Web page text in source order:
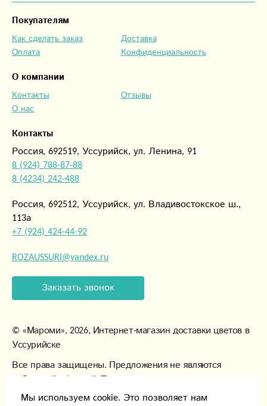
Контакты
Россия, 692519, Уссурийск, ул. Ленина, 91
8 (924) 788-87-88
8 (4234) 242-488
Россия, 692512, Уссурийск, ул. Владивостокское ш.,
113а
+7 (924) 424-44-92
ROZAUSSURI@yandex.ru
Заказать звонок
Покупателям
Как сделать заказ
Оплата
Доставка
Конфиденциальность
О компании
Контакты
О нас
Отзывы
© «Мароми», 2026, Интернет-магазин доставки цветов в
Уссурийске
Все права защищены. Предложения не являются
публичной офертой. Товары могут незначительно
отличаться от фотографий.
Мы используем cookie. Это позволяет нам